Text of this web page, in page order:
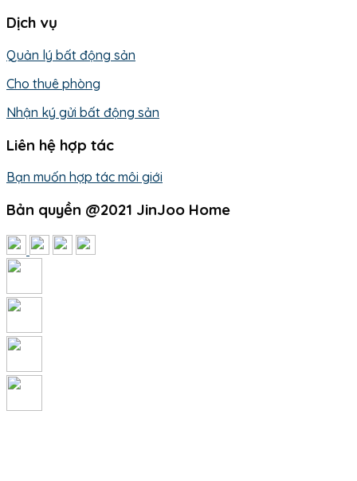
Dịch vụ
Quản lý bất động sản
Cho thuê phòng
Nhận ký gửi bất động sản
Liên hệ hợp tác
Bạn muốn hợp tác môi giới
Bản quyền @2021 JinJoo Home